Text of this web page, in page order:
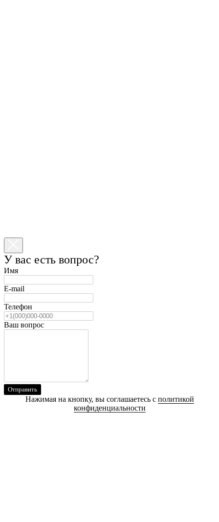
У вас есть вопрос?
Имя
E-mail
Телефон
Ваш вопрос
Отправить
Нажимая на кнопку, вы соглашаетесь с политикой
конфиденциальности